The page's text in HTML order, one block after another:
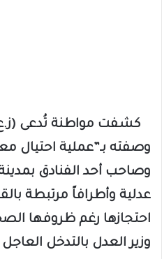
كشفت مواطنة تُدعى
وصفته بـ”عملية احتيال
وصاحب أحد الفنادق
عدلية وأطرافاً مرتبطة
احتجازها رغم ظروفها
وزير العدل بالتدخل